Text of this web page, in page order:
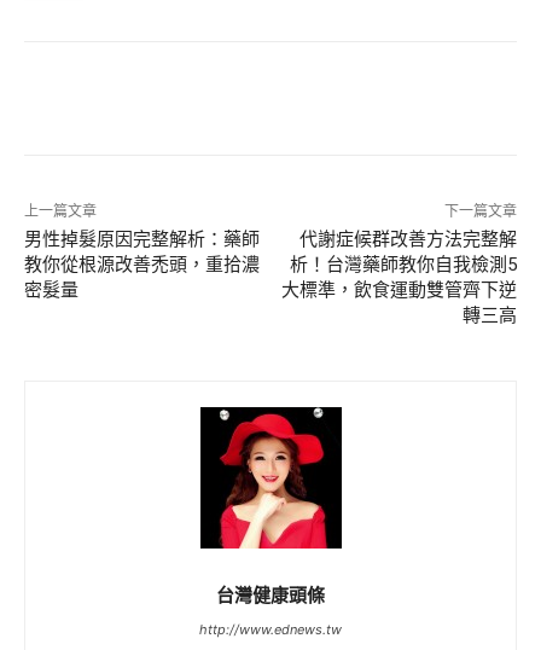
上一篇文章
男性掉髮原因完整解析：藥師
教你從根源改善禿頭，重拾濃
密髮量
下一篇文章
代謝症候群改善方法完整解
析！台灣藥師教你自我檢測5
大標準，飲食運動雙管齊下逆
轉三高
台灣健康頭條
http://www.ednews.tw